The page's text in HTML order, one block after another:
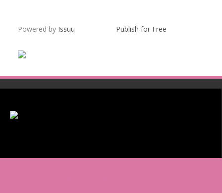
Powered by Issuu Publish for Free